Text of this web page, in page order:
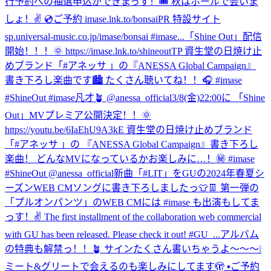
しょ！✌️ 💿ご予約 imase.lnk.to/bonsaiPR 特設サイト
sp.universal-music.co.jp/imase/bonsai #imase... 「Shine Out」配信
開始！！！🌞 https://imase.lnk.to/shineoutTP 資生堂の日焼け止
めブランド「#アネッサ 」の『ANESSA Global Campaign』
書き下ろし楽曲です🏙️ たくさん聴いてね！！🎧 #imase
#ShineOut #imase凡才🪴 @anessa_official3/8(金)22:00に 「Shine
Out」MVプレミア公開決定！！🌞
https://youtu.be/6IaEhU9A3kE 資生堂の日焼け止めブランド
「#アネッサ 」の 『ANESSA Global Campaign』書き下ろし
楽曲！ どんなMVになっているかお楽しみに…！㊙️ #imase
#ShineOut @anessa_official新曲「#LIT」をGUの2024年春夏シ
ーズンWEB CMソングに書き下ろしましたっ👕👖 第一弾の
「プルオンパンツ」のWEB CMには #imase も出演もしてま
っす！✌️ The first installment of the collaboration web commercial
with GU has been released. Please check it out! #GU_...アルバム
の特典も解禁っ！！🪴 サインたくさん書いちゃうよ〜〜〜❕
ミート&グリートで会えるのも楽しみにしてます🫣 ▪️ご予約